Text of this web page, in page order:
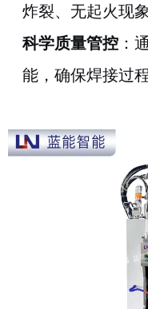
炸裂、无起火现象
科学质量管控 ：
能，确保焊接过